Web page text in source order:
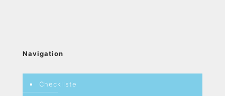
Navigation
Checkliste